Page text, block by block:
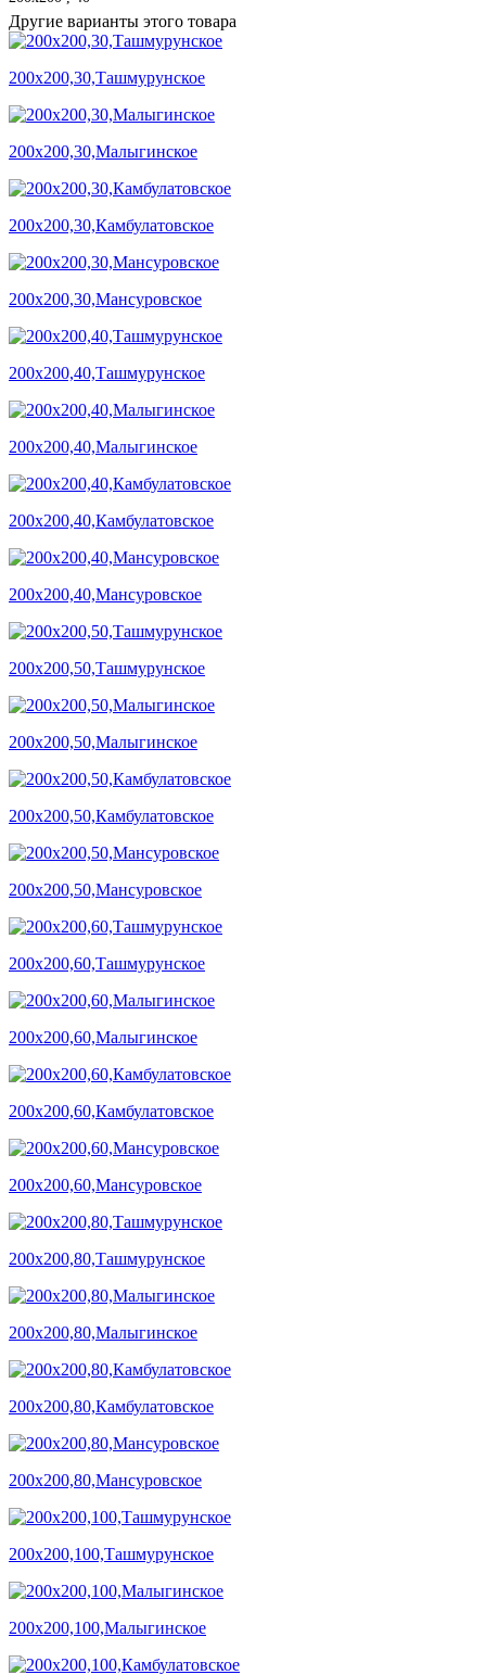
Другие варианты этого товара
200х200,30,Ташмурунское
200х200,30,Малыгинское
200х200,30,Камбулатовское
200х200,30,Мансуровское
200х200,40,Ташмурунское
200х200,40,Малыгинское
200х200,40,Камбулатовское
200х200,40,Мансуровское
200х200,50,Ташмурунское
200х200,50,Малыгинское
200х200,50,Камбулатовское
200х200,50,Мансуровское
200х200,60,Ташмурунское
200х200,60,Малыгинское
200х200,60,Камбулатовское
200х200,60,Мансуровское
200х200,80,Ташмурунское
200х200,80,Малыгинское
200х200,80,Камбулатовское
200х200,80,Мансуровское
200х200,100,Ташмурунское
200х200,100,Малыгинское